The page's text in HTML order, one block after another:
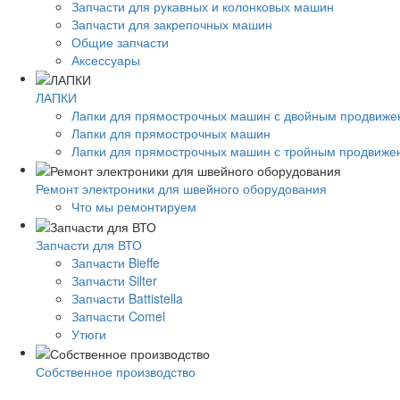
Запчасти для рукавных и колонковых машин
Запчасти для закрепочных машин
Общие запчасти
Аксессуары
ЛАПКИ
Лапки для прямострочных машин с двойным
Лапки для прямострочных машин
Лапки для прямострочных машин с тройным
Ремонт электроники для швейного оборудования
Что мы ремонтируем
Запчасти для ВТО
Запчасти Bieffe
Запчасти Silter
Запчасти Battistella
Запчасти Comel
Утюги
Собственное производство